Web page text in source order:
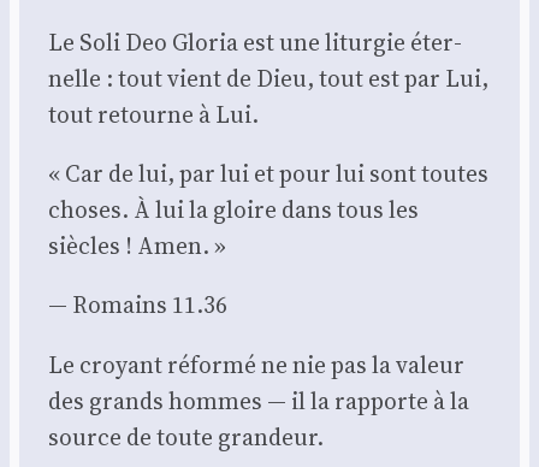
Le Soli Deo Glo­ria est une litur­gie éter­
nelle : tout vient de Dieu, tout est par Lui,
tout retourne à Lui.
« Car de lui, par lui et pour lui sont toutes
choses. À lui la gloire dans tous les
siècles ! Amen. »
— Romains 11.36
Le croyant réfor­mé ne nie pas la valeur
des grands hommes — il la rap­porte à la
source de toute gran­deur.